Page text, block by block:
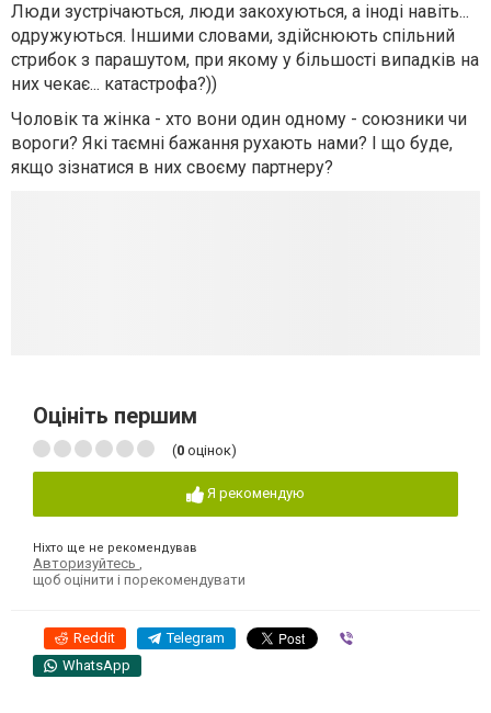
Люди зустрічаються, люди закохуються, а іноді навіть...
одружуються. Іншими словами, здійснюють спільний
стрибок з парашутом, при якому у більшості випадків на
них чекає... катастрофа?))
Чоловік та жінка - хто вони один одному - союзники чи
вороги? Які таємні бажання рухають нами? І що буде,
якщо зізнатися в них своєму партнеру?
Оцініть першим
(0 оцінок)
Я рекомендую
Ніхто ще не рекомендував
Авторизуйтесь
щоб оцінити і порекомендувати
Reddit Telegram
WhatsApp